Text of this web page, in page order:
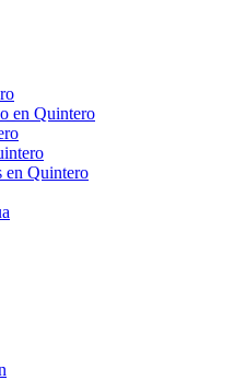
en Quintero
en Quintero